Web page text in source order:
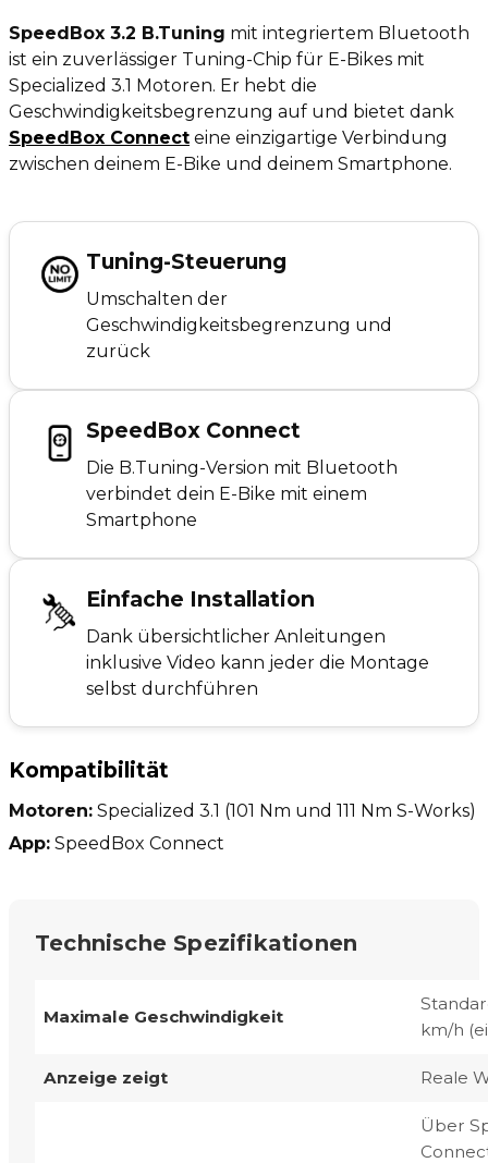
SpeedBox 3.2 B.Tuning mit integriertem Bluetooth
ist ein zuverlässiger Tuning-Chip für E-Bikes mit
Specialized 3.1 Motoren. Er hebt die
Geschwindigkeitsbegrenzung auf und bietet dank
SpeedBox Connect eine einzigartige Verbindung
zwischen deinem E-Bike und deinem Smartphone.
Tuning-Steuerung
Umschalten der
Geschwindigkeitsbegrenzung und
zurück
SpeedBox Connect
Die B.Tuning-Version mit Bluetooth
verbindet dein E-Bike mit einem
Smartphone
Einfache Installation
Dank übersichtlicher Anleitungen
inklusive Video kann jeder die Montage
selbst durchführen
Kompatibilität
Motoren: Specialized 3.1 (101 Nm und 111 Nm S-Works)
App: SpeedBox Connect
Technische Spezifikationen
Maximale Geschwindigkeit
km/h
Anzeige zeigt Reale
Über